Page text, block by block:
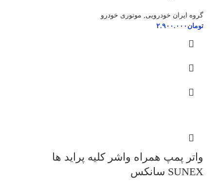
گروه ایران خودرویی, موتوری خودرو
تومان ۲.۹۰۰.۰۰۰
واتر پمپ همراه واشر کلیه پراید ها
SUNEX سانکس